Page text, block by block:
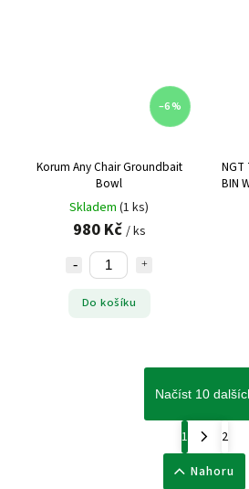
–6 %
Korum Any Chair Groundbait
Bowl
Skladem (1 ks)
980 Kč / ks
Do košíku
NGT
BIN
Načíst 10
1
2
Nahoru